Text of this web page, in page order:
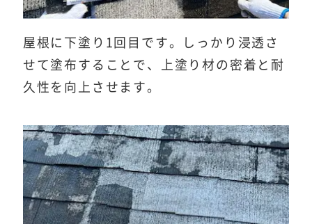
屋根に下塗り1回目です。しっかり浸透さ
せて塗布することで、上塗り材の密着と耐
久性を向上させます。